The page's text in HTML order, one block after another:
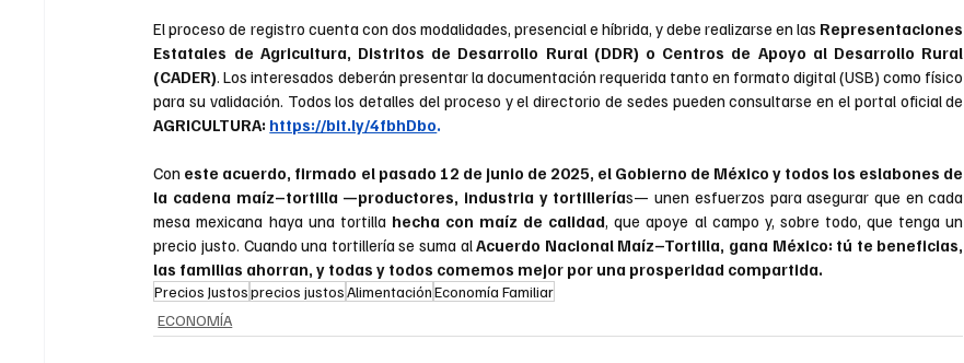
El proceso de registro cuenta con dos modalidades, presencial e híbrida, y debe realizarse en las Representaciones
Estatales de Agricultura, Distritos de Desarrollo Rural (DDR) o Centros de Apoyo al Desarrollo Rural
(CADER). Los interesados deberán presentar la documentación requerida tanto en formato digital (USB) como físico
AGRICULTURA: https://bit.ly/4fbhDbo.
Con este acuerdo, firmado el pasado 12 de junio de 2025, el Gobierno de México y todos los eslabones de
la cadena maíz–tortilla —productores, industria y tortillerías— unen esfuerzos para asegurar que en cada
mesa mexicana haya una tortilla hecha con maíz de calidad, que apoye al campo y, sobre todo, que tenga un
precio justo. Cuando una tortillería se suma al Acuerdo Nacional Maíz–Tortilla, gana México: tú te beneficias,
las familias ahorran, y todas y todos comemos mejor por una prosperidad compartida.
Precios Justosprecios justosAlimentaciónEconomía Familiar
ECONOMÍA